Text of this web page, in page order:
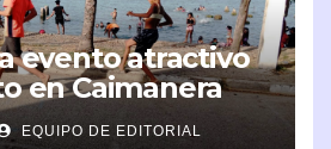
evento atractivo
en Caimanera
EQUIPO DE EDITORIAL